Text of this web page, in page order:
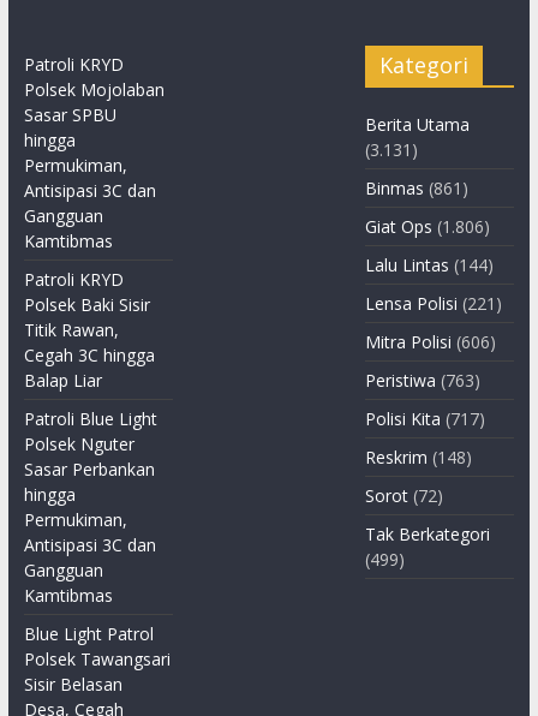
Patroli KRYD
Polsek Mojolaban
Sasar SPBU
hingga
Permukiman,
Antisipasi 3C dan
Gangguan
Kamtibmas
Patroli KRYD
Polsek Baki Sisir
Titik Rawan,
Cegah 3C hingga
Balap Liar
Patroli Blue Light
Polsek Nguter
Sasar Perbankan
hingga
Permukiman,
Antisipasi 3C dan
Gangguan
Kamtibmas
Blue Light Patrol
Polsek Tawangsari
Sisir Belasan
Desa, Cegah
Kategori
Berita Utama
(3.131)
Binmas (861)
Giat Ops (1.806)
Lalu Lintas (144)
Lensa Polisi (221)
Mitra Polisi (606)
Peristiwa (763)
Polisi Kita (717)
Reskrim (148)
Sorot (72)
Tak Berkategori
(499)